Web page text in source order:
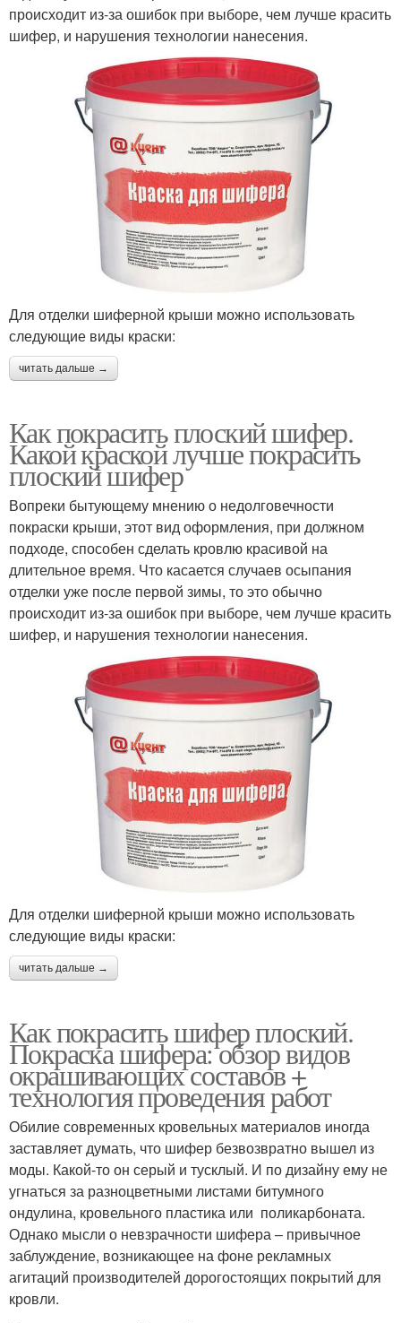
происходит из-за ошибок при выборе, чем лучше красить
шифер, и нарушения технологии нанесения.
Для отделки шиферной крыши можно использовать
следующие виды краски:
читать дальше →
Как покрасить плоский шифер.
Какой краской лучше покрасить
плоский шифер
Вопреки бытующему мнению о недолговечности
покраски крыши, этот вид оформления, при должном
подходе, способен сделать кровлю красивой на
длительное время. Что касается случаев осыпания
отделки уже после первой зимы, то это обычно
происходит из-за ошибок при выборе, чем лучше красить
шифер, и нарушения технологии нанесения.
Для отделки шиферной крыши можно использовать
следующие виды краски:
читать дальше →
Как покрасить шифер плоский.
Покраска шифера: обзор видов
окрашивающих составов +
технология проведения работ
Обилие современных кровельных материалов иногда
заставляет думать, что шифер безвозвратно вышел из
моды. Какой-то он серый и тусклый. И по дизайну ему не
угнаться за разноцветными листами битумного
ондулина, кровельного пластика или поликарбоната.
Однако мысли о невзрачности шифера – привычное
заблуждение, возникающее на фоне рекламных
агитаций производителей дорогостоящих покрытий для
кровли.